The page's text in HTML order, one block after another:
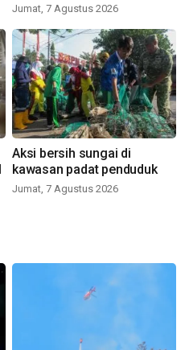
Jumat, 7 Agustus 2026
Aksi bersih sungai di
kawasan padat penduduk
Jumat, 7 Agustus 2026